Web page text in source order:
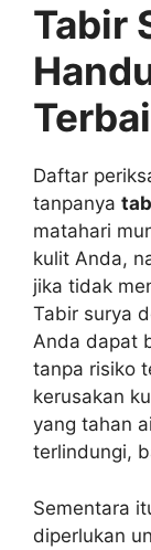
Tabir
Daftar
tanpanya
matahari
kulit Anda,
jika tidak
Tabir surya
Anda dapat
tanpa risiko
kerusakan
yang tahan
terlindungi,
Sementara
diperlukan